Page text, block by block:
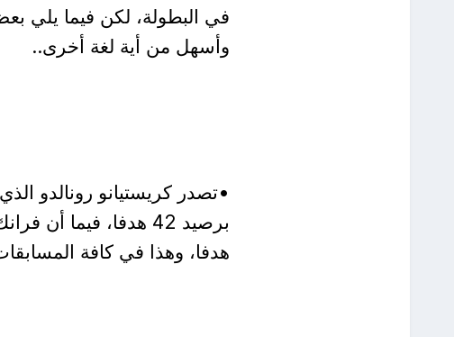
في البطولة، لكن فيما يلي
وأسهل من أية لغة أخرى..
•تصدر كريستيانو رونالدو
هدفا، وهذا في كافة